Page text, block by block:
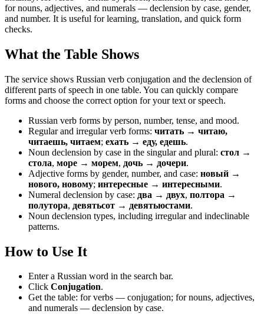
for nouns, adjectives, and numerals — declension by case, gender,
and number. It is useful for learning, translation, and quick form
checks.
What the Table Shows
The service shows Russian verb conjugation and the declension of
different parts of speech in one table. You can quickly compare
forms and choose the correct option for your text or speech.
Russian verb forms by person, number, tense, and mood.
Regular and irregular verb forms: читать → читаю,
читаешь, читаем; ехать → еду, едешь.
Noun declension by case in the singular and plural: стол →
стола, море → морем, дочь → дочери.
Adjective forms by gender, number, and case: новый →
нового, новому; интересные → интересными.
Numeral declension by case: два → двух, полтора →
полутора, девятьсот → девятьюстами.
Noun declension types, including irregular and indeclinable
patterns.
How to Use It
Enter a Russian word in the search bar.
Click Conjugation.
Get the table: for verbs — conjugation; for nouns, adjectives,
and numerals — declension by case.